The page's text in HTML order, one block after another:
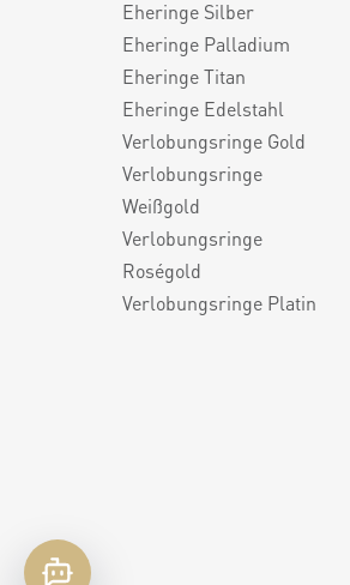
Eheringe Silber
Eheringe Palladium
Eheringe Titan
Eheringe Edelstahl
Verlobungsringe Gold
Verlobungsringe
Weißgold
Verlobungsringe
Roségold
Verlobungsringe Platin